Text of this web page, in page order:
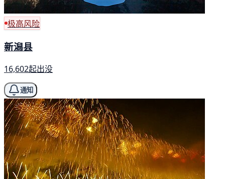
极高风险
新潟县
16,602起出没
通知